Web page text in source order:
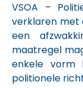
VSOA –
verklaren met
een
maatregel
enkele vorm
politionele